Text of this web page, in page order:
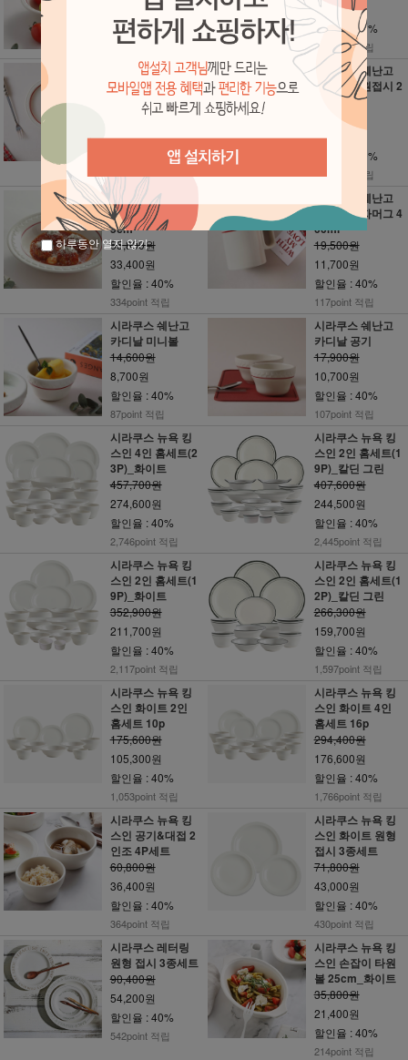
10,700원
할인율 : 40%
107point 적립
12,700원
할인율 : 40%
127point 적립
시라쿠스 쉐난고
카디날 접시 14cm
17,900원
10,700원
할인율 : 40%
107point 적립
시라쿠스 쉐난고
카디날 타원접시 2
49,000원
29,400원
할인율 : 40%
294point 적립
시라쿠스 쉐난고
카디날 파스타볼 2
5cm
55,800원
33,400원
할인율 : 40%
334point 적립
시라쿠스 쉐난고
카디날 일자머그 4
00ml
19,500원
11,700원
할인율 : 40%
117point 적립
시라쿠스 쉐난고
카디날 미니볼
14,600원
8,700원
할인율 : 40%
87point 적립
시라쿠스 쉐난고
카디날 공기
17,900원
10,700원
할인율 : 40%
107point 적립
시라쿠스 뉴욕 킹
스인 4인 홈세트(2
3P)_화이트
457,700원
274,600원
할인율 : 40%
2,746point 적립
시라쿠스 뉴욕 킹
스인 2인 홈세트(1
9P)_칼딘 그린
407,600원
244,500원
할인율 : 40%
2,445point 적립
시라쿠스 뉴욕 킹
스인 2인 홈세트(1
9P)_화이트
352,900원
211,700원
할인율 : 40%
2,117point 적립
시라쿠스 뉴욕 킹
스인 2인 홈세트(1
2P)_칼딘 그린
266,300원
159,700원
할인율 : 40%
1,597point 적립
시라쿠스 뉴욕 킹
스인 화이트 2인
홈세트 10p
175,600원
105,300원
할인율 : 40%
1,053point 적립
시라쿠스 뉴욕 킹
스인 화이트 4인
홈세트 16p
294,400원
176,600원
할인율 : 40%
1,766point 적립
시라쿠스 뉴욕 킹
스인 공기&대접 2
인조 4P세트
60,800원
36,400원
할인율 : 40%
364point 적립
시라쿠스 뉴욕 킹
스인 화이트 원형
접시 3종세트
71,800원
43,000원
할인율 : 40%
430point 적립
시라쿠스 레터링
원형 접시 3종세트
90,400원
54,200원
할인율 : 40%
542point 적립
시라쿠스 뉴욕 킹
스인 손잡이 타원
볼 25cm_화이트
35,800원
21,400원
할인율 : 40%
214point 적립
하루동안 열지 않기